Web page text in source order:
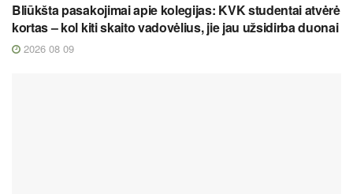
Bliūkšta pasakojimai apie kolegijas: KVK studentai atvėrė
kortas – kol kiti skaito vadovėlius, jie jau užsidirba duonai
2026 08 09